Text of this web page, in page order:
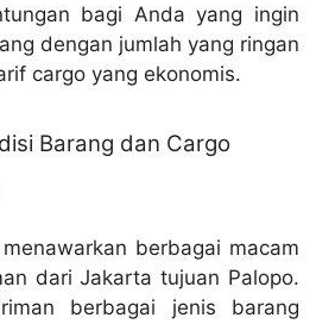
bagi Anda yang ingin
dengan jumlah yang ringan
cargo yang ekonomis.
Barang dan Cargo
berbagai macam
dari Jakarta tujuan Palopo.
berbagai jenis barang